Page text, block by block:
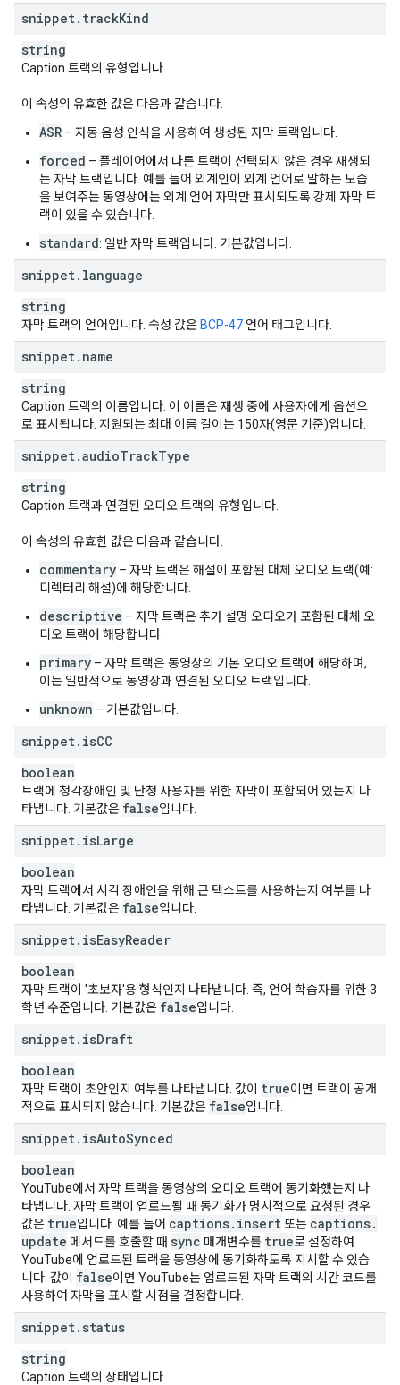
snippet. trackKind
string
Caption 트랙의 유형입니다.
이 속성의 유효한 값은 다음과 같습니다.
ASR – 자동 음성 인식을 사용하여 생성된 자막 트랙입니다.
forced – 플레이어에서 다른 트랙이 선택되지 않은 경우 재생되
는 자막 트랙입니다. 예를 들어 외계인이 외계 언어로 말하는 모습
을 보여주는 동영상에는 외계 언어 자막만 표시되도록 강제 자막 트
랙이 있을 수 있습니다.
standard: 일반 자막 트랙입니다. 기본값입니다.
snippet. language
string
자막 트랙의 언어입니다. 속성 값은 BCP-47 언어 태그입니다.
snippet. name
string
Caption 트랙의 이름입니다. 이 이름은 재생 중에 사용자에게 옵션으
로 표시됩니다. 지원되는 최대 이름 길이는 150자(영문 기준)입니다.
snippet.audioTrackType
string
Caption 트랙과 연결된 오디오 트랙의 유형입니다.
이 속성의 유효한 값은 다음과 같습니다.
commentary – 자막 트랙은 해설이 포함된 대체 오디오 트랙(예:
디렉터리 해설)에 해당합니다.
descriptive – 자막 트랙은 추가 설명 오디오가 포함된 대체 오
디오 트랙에 해당합니다.
primary – 자막 트랙은 동영상의 기본 오디오 트랙에 해당하며,
이는 일반적으로 동영상과 연결된 오디오 트랙입니다.
unknown – 기본값입니다.
snippet. isCC
boolean
트랙에 청각장애인 및 난청 사용자를 위한 자막이 포함되어 있는지 나
타냅니다. 기본값은 false입니다.
snippet. isLarge
boolean
자막 트랙에서 시각 장애인을 위해 큰 텍스트를 사용하는지 여부를 나
타냅니다. 기본값은 false입니다.
snippet. isEasyReader
boolean
자막 트랙이 '초보자'용 형식인지 나타냅니다. 즉, 언어 학습자를 위한 3
학년 수준입니다. 기본값은 false입니다.
snippet. isDraft
boolean
자막 트랙이 초안인지 여부를 나타냅니다. 값이 true이면 트랙이 공개
적으로 표시되지 않습니다. 기본값은 false입니다.
snippet. isAutoSynced
boolean
YouTube에서 자막 트랙을 동영상의 오디오 트랙에 동기화했는지 나
타냅니다. 자막 트랙이 업로드될 때 동기화가 명시적으로 요청된 경우
값은 true입니다. 예를 들어 captions. insert 또는 captions.
update 메서드를 호출할 때 sync 매개변수를 true로 설정하여
YouTube에 업로드된 트랙을 동영상에 동기화하도록 지시할 수 있습
니다. 값이 false이면 YouTube는 업로드된 자막 트랙의 시간 코드를
사용하여 자막을 표시할 시점을 결정합니다.
snippet. status
string
Caption 트랙의 상태입니다.